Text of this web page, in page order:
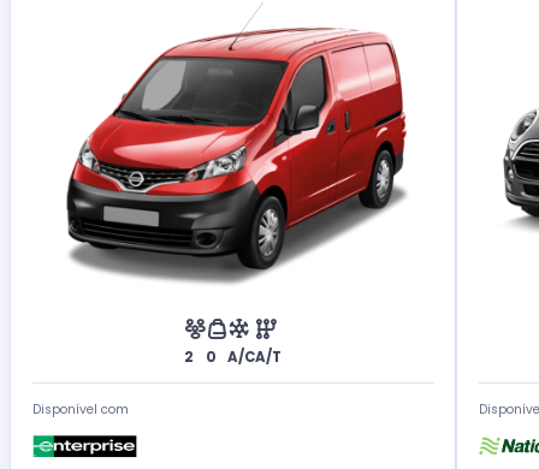
2 0 A/CA/T
Disponível com